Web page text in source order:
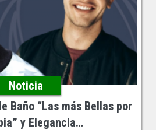
Noticia
Baño “Las más Bellas por
y Elegancia…